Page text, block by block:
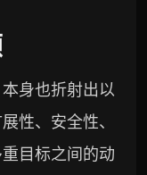
身也折射出以
性、安全性、
目标之间的动